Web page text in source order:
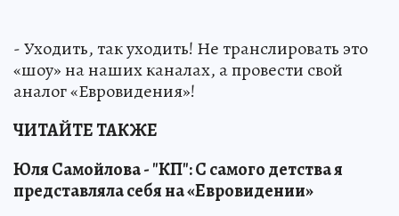
- Уходить, так уходить! Не транслировать это
«шоу» на наших каналах, а провести свой
аналог «Евровидения»!
ЧИТАЙТЕ ТАКЖЕ
Юля Самойлова - "КП": С самого детства я
представляла себя на «Евровидении»